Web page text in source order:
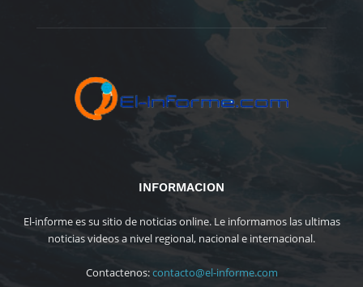
INFORMACION
El-informe es su sitio de noticias online. Le informamos las ultimas
noticias videos a nivel regional, nacional e internacional.
Contactenos:contacto@el-informe.com